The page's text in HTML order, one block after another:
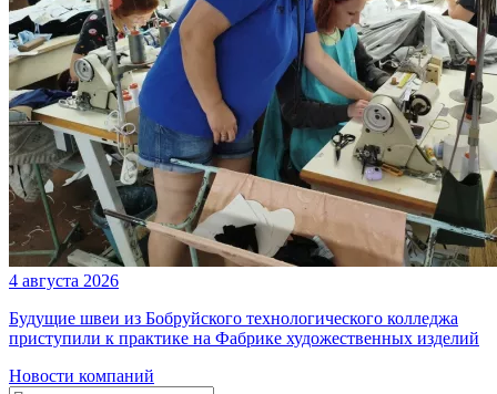
4 августа 2026
Будущие швеи из Бобруйского технологического колледжа
приступили к практике на Фабрике художественных изделий
Новости компаний